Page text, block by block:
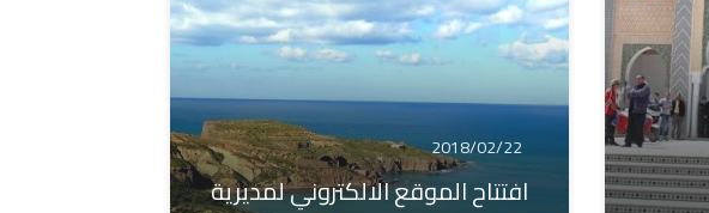
2018/02/22
افتتاح الموقع الالكتروني لمديرية